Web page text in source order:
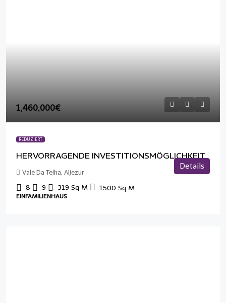
1,460,000€
REDUZIERT
HERVORRAGENDE INVESTITIONSMÖGLICHKEIT
Vale Da Telha, Aljezur
8 9 319 Sq M 1500 Sq M
EINFAMILIENHAUS
Details